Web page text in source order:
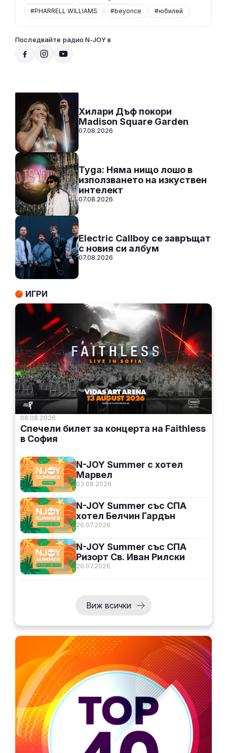
#PHARRELL WILLIAMS
#beyonce #юбилей
Последвайте радио N-JOY в
СЛУШАЙ
Радио N-JOY - Твоят ден. Твоята музика!
00:00 - 12:00
Хилари Дъф покори
Madison Square Garden
07.08.2026
Tyga: Няма нищо лошо в
използването на изкуствен
интелект
07.08.2026
Electric Callboy се завръщат
с новия си албум
07.08.2026
ИГРИ
06.08.2026
Спечели билет за концерта на Faithless
в София
03.08.2026
N-JOY Summer с хотел
Марвел
26.07.2026
N-JOY Summer със СПА
хотел Белчин Гардън
20.07.2026
N-JOY Summer със СПА
Ризорт Св. Иван Рилски
Виж всички